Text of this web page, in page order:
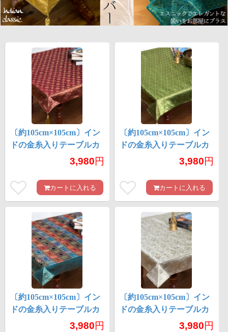
〔約105cm×105cm〕イン
ドの金糸入りテーブルカ
バー -レッド×サークル
3,980円
カートに入れる
〔約105cm×105cm〕イン
ドの金糸入りテーブルカ
バー -グリーン×サークル
3,980円
カートに入れる
〔約105cm×105cm〕イン
ドの金糸入りテーブルカ
バー -ブルー×マルチカラ
3,980円
〔約105cm×105cm〕イン
ドの金糸入りテーブルカ
バー -ペイズリー×グレー
3,980円